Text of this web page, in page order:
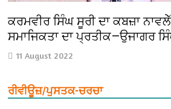
ਕਰਮਵੀਰ ਸਿੰਘ ਸੂਰੀ ਦਾ ਕਬਜ਼ਾ
ਸਮਾਜਿਕਤਾ ਦਾ ਪ੍ਰਤੀਕ—ਉਜਾਗਰ
11 August 2022
ਰੀਵੀਊਜ਼/ਪੁਸਤਕ-ਚਰਚਾ